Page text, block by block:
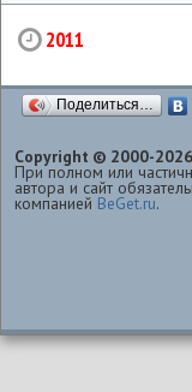
2011
Поделиться…
Copyright © 2000-
При полном или
автора и сайт
компанией BeGet.ru.